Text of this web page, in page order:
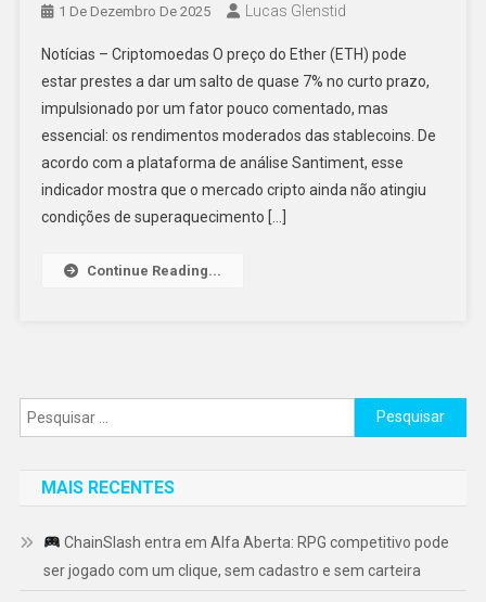
1 De Dezembro De 2025 Lucas Glenstid
Notícias – Criptomoedas O preço do Ether (ETH) pode
estar prestes a dar um salto de quase 7% no curto prazo,
impulsionado por um fator pouco comentado, mas
essencial: os rendimentos moderados das stablecoins. De
acordo com a plataforma de análise Santiment, esse
indicador mostra que o mercado cripto ainda não atingiu
condições de superaquecimento […]
Continue Reading...
Pesquisar
por:
MAIS RECENTES
ChainSlash entra em Alfa Aberta: RPG competitivo pode
ser jogado com um clique, sem cadastro e sem carteira